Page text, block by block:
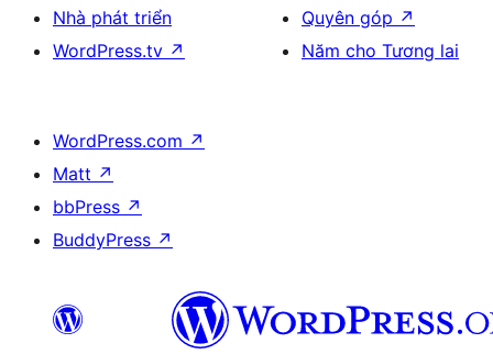
Nhà phát triển
WordPress.tv ↗
Quyên góp ↗
Năm cho Tương lai
WordPress.com ↗
Matt ↗
bbPress ↗
BuddyPress ↗